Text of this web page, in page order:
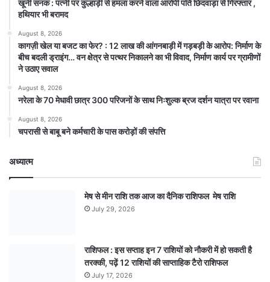
खूनी सनक : पत्नी पर कुल्हाड़ी से हमला करने वाला आरोपी पति छिंदवाड़ा से गिरफ्तार ,
हथियार भी बरामद
August 8, 2026
कागज़ी खेल या बजट का फेर? : 12 लाख की आंगनबाड़ी में गड़बड़ी के आरोप: निर्माण के
बीच बदली ड्राइंग… वन क्षेत्र से पत्थर निकालने का भी विवाद, निर्माण कार्य पर ग्रामीणों
ने उठाए सवाल
August 8, 2026
नरेला के 70 मेधावी छात्र 300 परिजनों के साथ निःशुल्क ब्रज दर्शन यात्रा पर रवाना
August 8, 2026
चपरासी से बाबू बने कर्मचारी के पास करोड़ों की संपत्ति
अध्यात्म
मेष से मीन राशि तक आज का दैनिक राशिफल मेष राशि
July 29, 2026
राशिफल : इस सप्ताह इन 7 राशियों को नौकरी में हो सकती है
तरक्की, पढ़ें 12 राशियों की साप्ताहिक टैरो राशिफल
July 17, 2026